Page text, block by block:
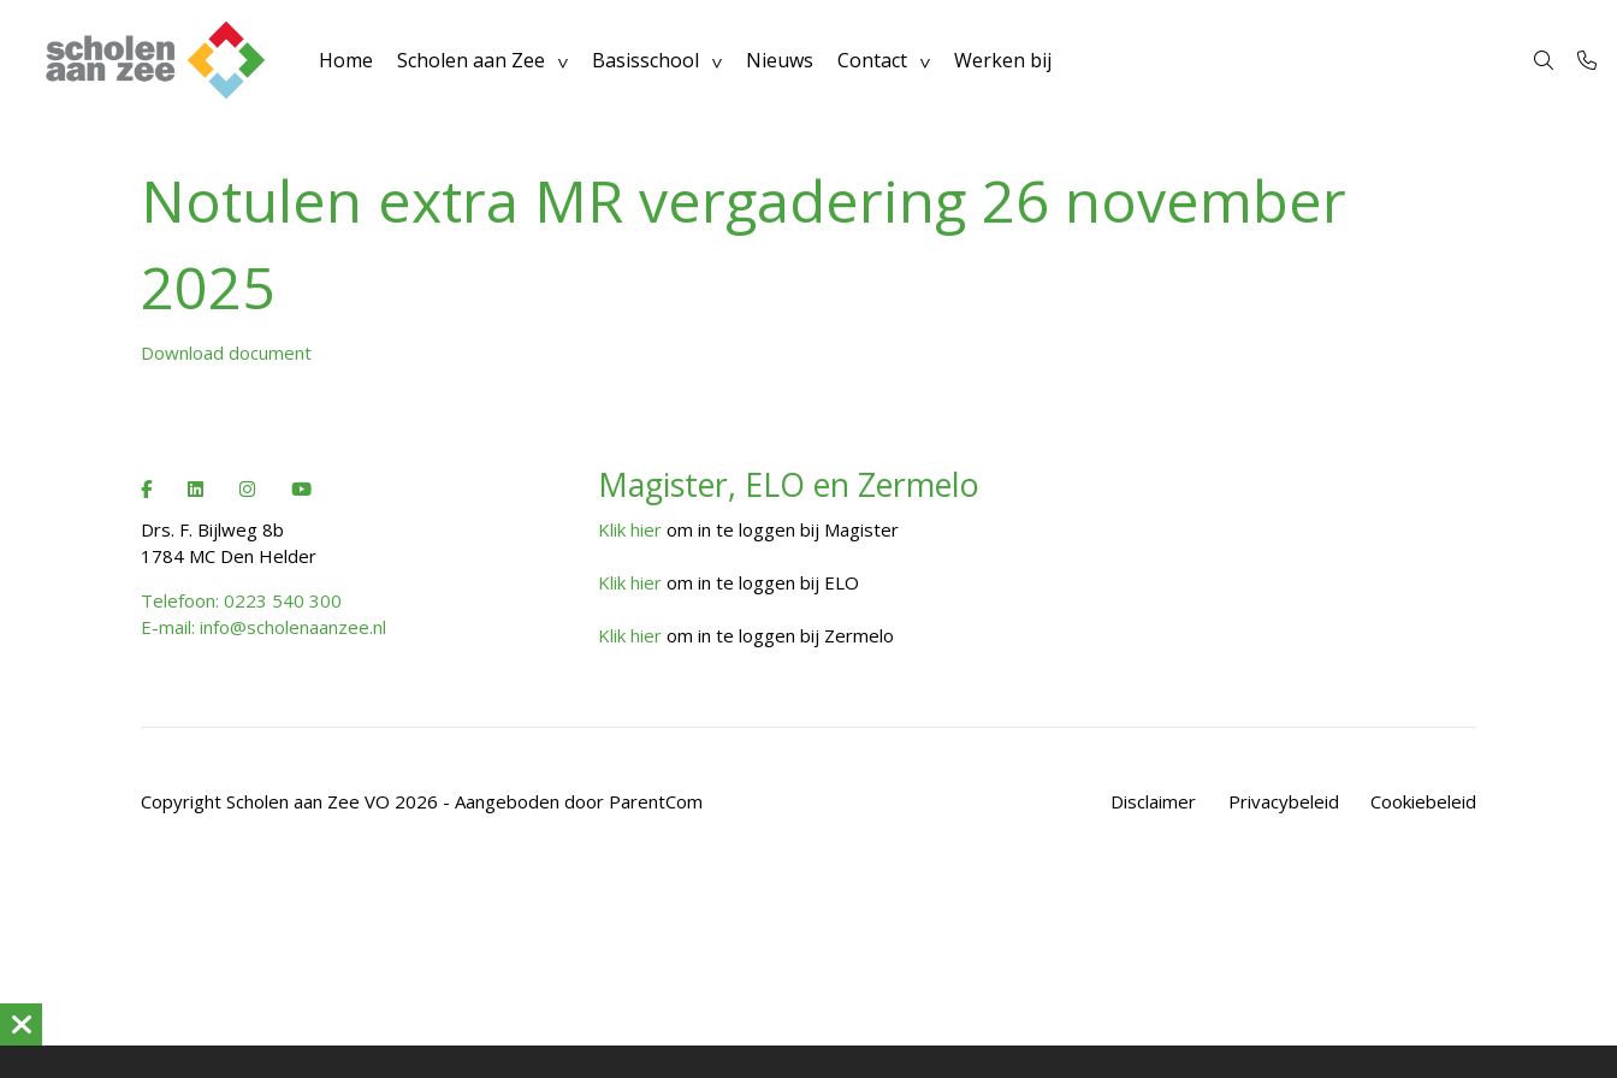
Home Scholen aan Zee Basisschool Nieuws Contact Werken bij
Notulen extra MR vergadering 26 november
2025
Download document
Drs. F. Bijlweg 8b
1784 MC Den Helder
Telefoon: 0223 540 300
E-mail: info@scholenaanzee.nl
Magister, ELO en Zermelo
Klik hier om in te loggen bij Magister
Klik hier om in te loggen bij ELO
Klik hier om in te loggen bij Zermelo
Copyright Scholen aan Zee VO 2026 - Aangeboden door ParentCom Disclaimer Privacybeleid Cookiebeleid